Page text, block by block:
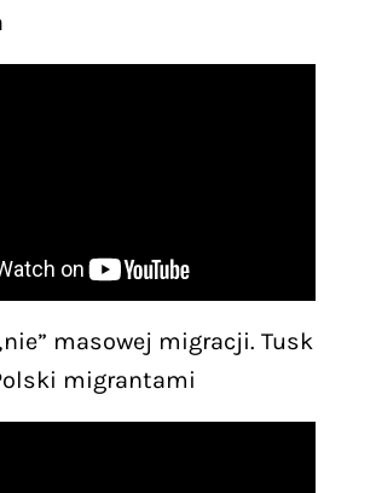
masowej migracji. Tusk
migrantami